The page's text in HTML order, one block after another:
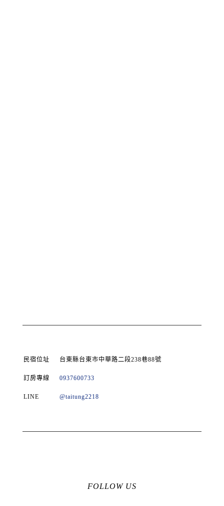
民宿位址 台東縣台東市中華路二段238巷88號
訂房專線 0937600733
LINE @taitung2218
FOLLOW US